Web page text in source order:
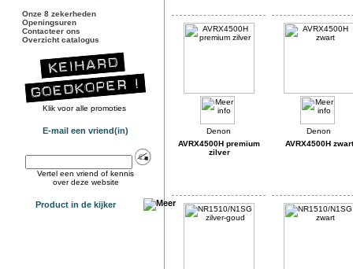
Onze 8 zekerheden
Openingsuren
Contacteer ons
Overzicht catalogus
Klik voor alle promoties
E-mail een vriend(in)
Vertel een vriend of kennis
over deze website
Product in de kijker
AVRX4500H premium
zilver
AVRX4500H zwart